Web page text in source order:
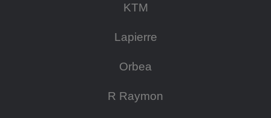
KTM
Lapierre
Orbea
R Raymon